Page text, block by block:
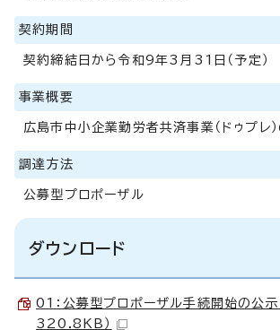
契約期間
契約締結日から令和9年3月31日（予定）
事業概要
広島市中小企業勤労者共済事業（ドゥプレ
調達方法
公募型プロポーザル
ダウンロード
01：公募型プロポーザル手続開始の公
320.8KB）